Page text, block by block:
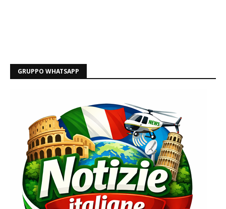
GRUPPO WHATSAPP